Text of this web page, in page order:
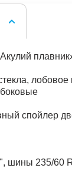
спойлер
шины 235/60